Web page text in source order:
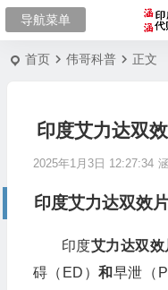
首页 伟哥科普 正文
印度艾力达双
2025年1月3日 12:27:34
印度艾力达双效
印度艾力达双效
碍（ED）和早泄（